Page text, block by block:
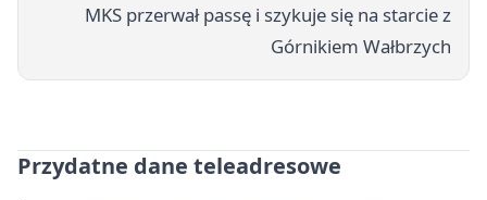
MKS przerwał passę i szykuje się na starcie z
Górnikiem Wałbrzych
Przydatne dane teleadresowe